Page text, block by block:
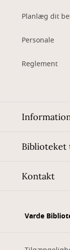
Planlæg dit
Personale
Reglement
Kontakt
Varde